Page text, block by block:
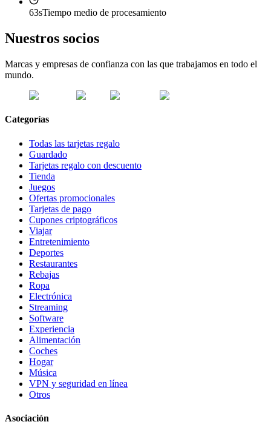
63sTiempo medio de procesamiento
Nuestros socios
Marcas y empresas de confianza con las que trabajamos en todo el
mundo.
Categorías
Todas las tarjetas regalo
Guardado
Tarjetas regalo con descuento
Tienda
Juegos
Ofertas promocionales
Tarjetas de pago
Cupones criptográficos
Viajar
Entretenimiento
Deportes
Restaurantes
Rebajas
Ropa
Electrónica
Streaming
Software
Experiencia
Alimentación
Coches
Hogar
Música
VPN y seguridad en línea
Otros
Asociación